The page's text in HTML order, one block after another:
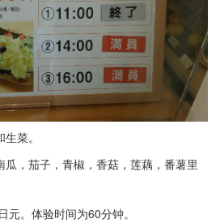
菜。
，茄子，青椒，香菇，莲藕，番薯里
。体验时间为60分钟。